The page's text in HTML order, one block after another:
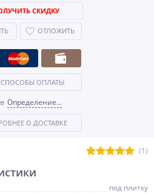
(1)
СКИДКУ
ОТЛОЖИТЬ
СПОСОБЫ ОПЛАТЫ
Определение...
О ДОСТАВКЕ
под плитку